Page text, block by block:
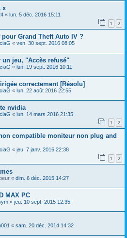
x
« lun. 5 déc. 2016 15:11
1 2
Grand Theft Auto IV ?
« ven. 30 sept. 2016 08:05
jeu, "Accès refusé"
« lun. 19 sept. 2016 10:11
correctement [Résolu]
« lun. 22 août 2016 22:55
nvidia
« lun. 14 mars 2016 21:35
1 2
compatible moniteur non plug and
« jeu. 7 janv. 2016 22:38
1 2
« dim. 6 déc. 2015 14:27
MAX PC
« jeu. 10 sept. 2015 12:35
« sam. 20 déc. 2014 14:32